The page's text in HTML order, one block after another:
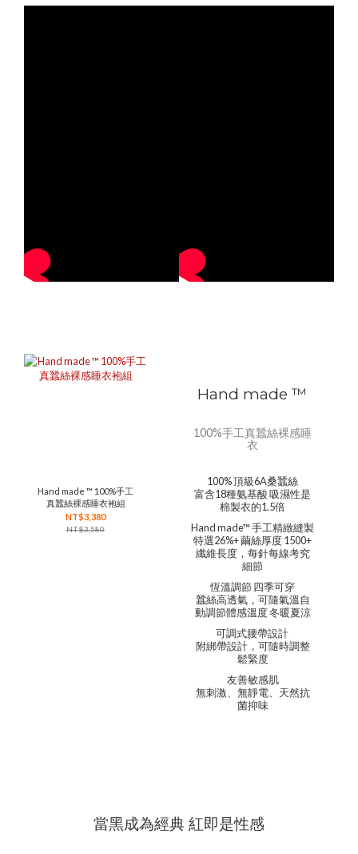
Hand made ™ 100%手工
真蠶絲裸感睡衣袍組
NT$3,380
NT$3,580
Hand made ™
100%手工真蠶絲裸感睡
衣
100% 頂級6A桑蠶絲
富含18種氨基酸 吸濕性是
棉製衣的1.5倍
Hand made™ 手工精緻縫製
特選26%+ 繭絲厚度 1500+
纖維長度，每針每線考究
細節
恆溫調節 四季可穿
蠶絲高透氣，可隨氣溫自
動調節體感溫度 冬暖夏涼
可調式腰帶設計
附綁帶設計，可隨時調整
鬆緊度
友善敏感肌
無刺激、無靜電、天然抗
菌抑味
當黑成為經典 紅即是性感